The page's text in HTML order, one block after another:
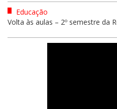
Educação
Volta às aulas – 2º semestre da